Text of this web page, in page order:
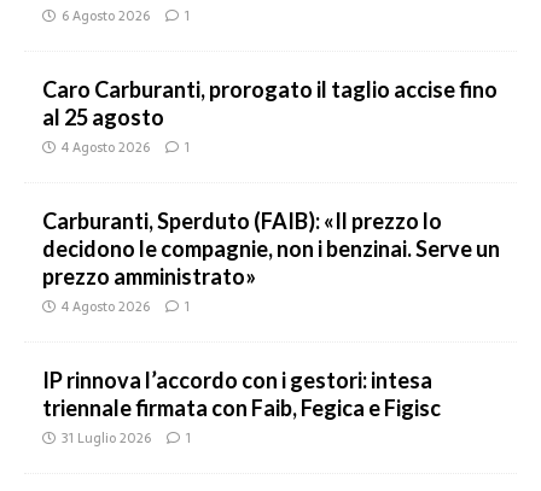
6 Agosto 2026 1
Caro Carburanti, prorogato il taglio accise fino
al 25 agosto
4 Agosto 2026 1
Carburanti, Sperduto (FAIB): «Il prezzo lo
decidono le compagnie, non i benzinai. Serve un
prezzo amministrato»
4 Agosto 2026 1
IP rinnova l’accordo con i gestori: intesa
triennale firmata con Faib, Fegica e Figisc
31 Luglio 2026 1